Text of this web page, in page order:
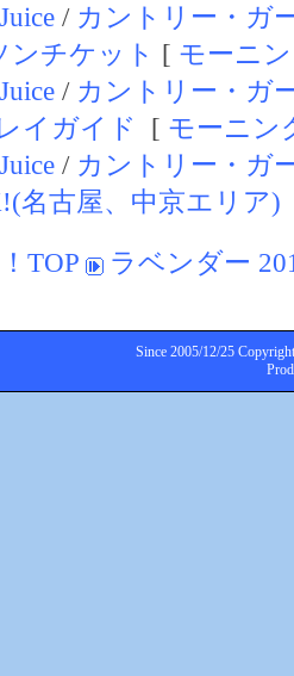
/ カントリー・ガ
ンチケット [ モーニ
/ カントリー・ガ
イガイド
[ モーニン
/ カントリー・ガ
名古屋、中京エリア)
TOP
ラベンダー
Since 2005/12/25